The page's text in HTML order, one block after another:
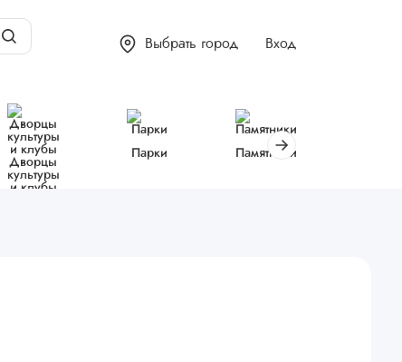
Выбрать город Вход
Дворцы
культуры
и клубы
Парки Памятники